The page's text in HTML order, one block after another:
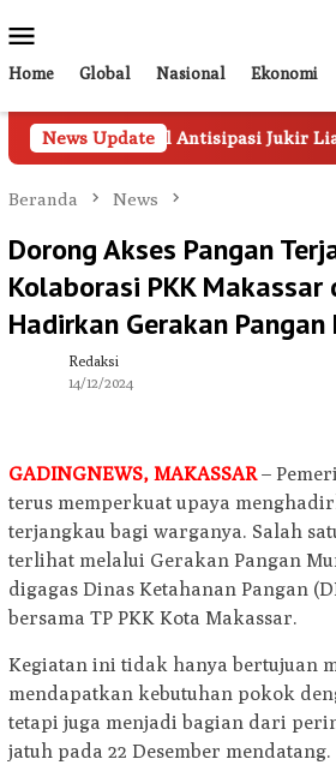
ke
kontenMobile
Home Global Nasional Ekonomi
News Update
20 Personel Antisipasi Jukir Liar di
Beranda News
Dorong Akses Pangan
Kolaborasi PKK Makassar
Hadirkan Gerakan Pangan
Redaksi
14/12/2024
GADINGNEWS, MAKASSAR–
terus memperkuat upaya
terjangkau bagi warganya. Salah
terlihat melalui Gerakan Pangan
digagas Dinas Ketahanan Pangan
bersama TP PKK Kota Makassar.
Kegiatan ini tidak hanya bertujuan
mendapatkan kebutuhan pokok
tetapi juga menjadi bagian dari
jatuh pada 22 Desember mendatang.